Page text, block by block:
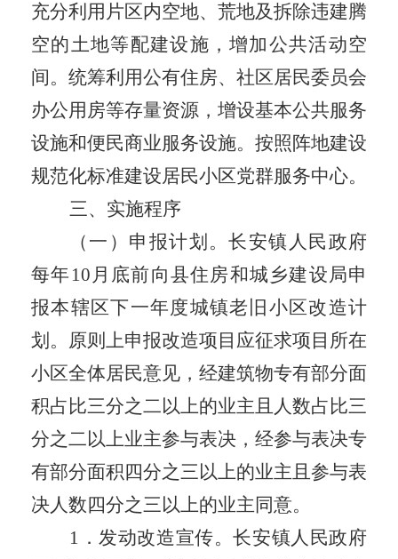
充分利用片区内空地、荒地及拆除违建腾
空的土地等配建设施，增加公共活动空
间。统筹利用公有住房、社区居民委员会
办公用房等存量资源，增设基本公共服务
设施和便民商业服务设施。 按照阵地建设
规范化标准建设居民小区党群服务中心。
三、实施程序
（一）申报计划。长安镇人民政府
每年 10 月底前向县住房和城乡建设局申
报本辖区下一年度城镇老旧小区改造计
划。原则上申报改造项目应征求项目 所在
小区全体居民意见，经建筑物专有部分面
积占比三分之二以上的业主且人数占比三
分之二以上业主参与表决，经参与表决专
有部分面积四分之三以上的业主且参与表
决人数四分之三以上的业主同意。
1 ．发动改造宣传。长安镇人民政府